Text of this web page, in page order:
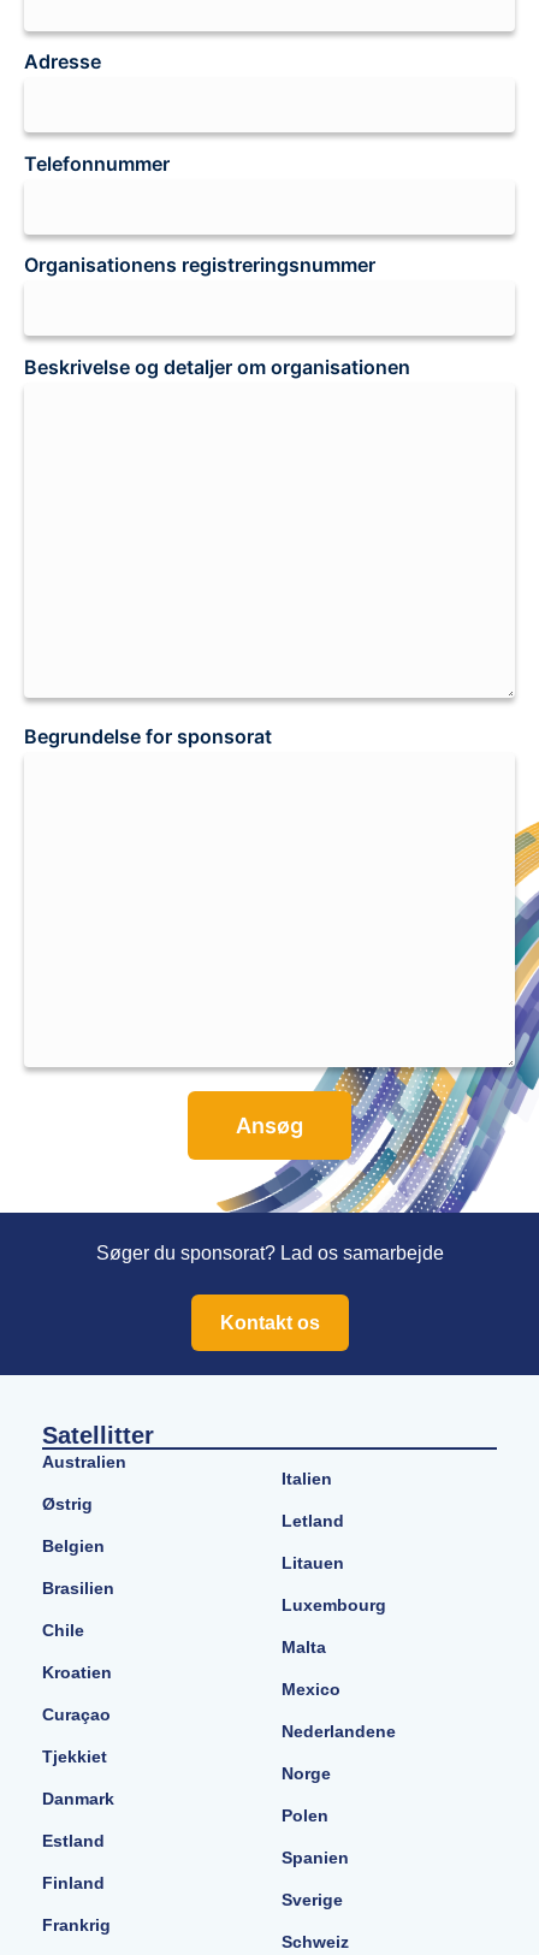
Adresse
Telefonnummer
Organisationens registreringsnummer
Beskrivelse og detaljer om organisationen
Begrundelse for sponsorat
Søger du sponsorat? Lad os samarbejde
Kontakt os
Satellitter
Australien
Østrig
Belgien
Brasilien
Chile
Kroatien
Curaçao
Tjekkiet
Danmark
Estland
Finland
Frankrig
Italien
Letland
Litauen
Luxembourg
Malta
Mexico
Nederlandene
Norge
Polen
Spanien
Sverige
Schweiz